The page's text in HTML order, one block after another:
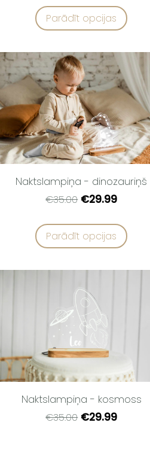
Parādīt opcijas
Naktslampiņa - dinozauriņš
€35.00 €29.99
Parādīt opcijas
Naktslampiņa - kosmoss
€35.00 €29.99